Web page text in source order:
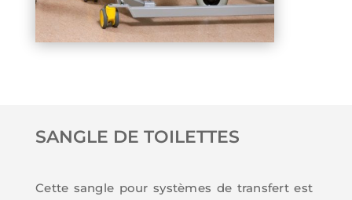
SANGLE DE TOILETTES
Cette sangle pour systèmes de transfert est